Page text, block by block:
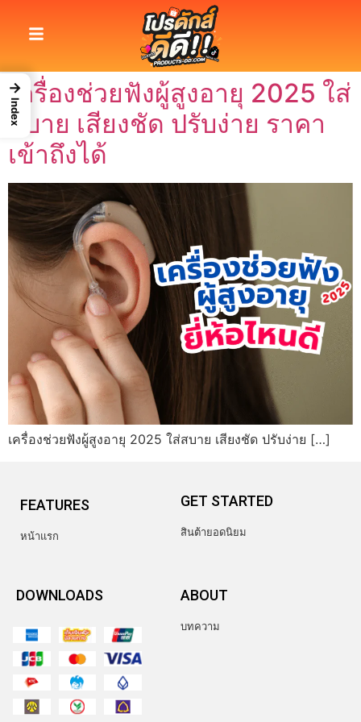
เครื่องช่วยฟังผู้สูงอายุ 2025 ใส่
สบาย เสียงชัด ปรับง่าย ราคา
เข้าถึงได้
เครื่องช่วยฟังผู้สูงอายุ 2025 ใส่สบาย เสียงชัด ปรับง่าย […]
FEATURES
หน้าแรก
GET STARTED
สินต้ายอดนิยม
DOWNLOADS ABOUT
บทความ
→
Index